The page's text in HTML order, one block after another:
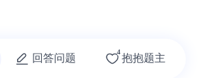
婆友好相处的话，也可以在心理
处的话，也可以在心理咨询过程
回答问题
4
抱抱题主